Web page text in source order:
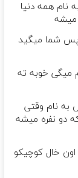
نام همه دنیا
میشه
پس شما میگید
میگی خوبه ته
به نام وقتی
دو نفره میشه
اون خال کوچیکو